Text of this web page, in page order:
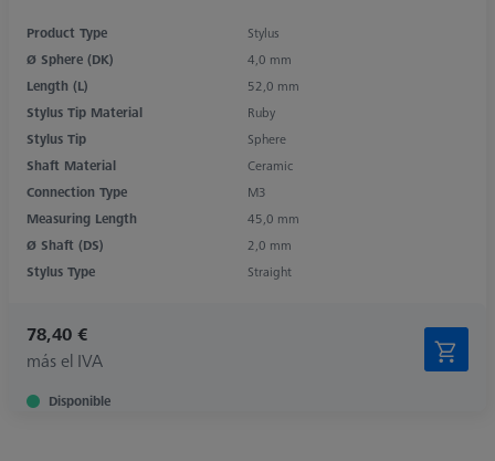
Product Type
Stylus
Ø Sphere (DK)
4,0 mm
Length (L)
52,0 mm
Stylus Tip Material
Ruby
Stylus Tip
Sphere
Shaft Material
Ceramic
Connection Type
M3
Measuring Length
45,0 mm
Ø Shaft (DS)
2,0 mm
Stylus Type
Straight
78,40 €
más el IVA
Disponible